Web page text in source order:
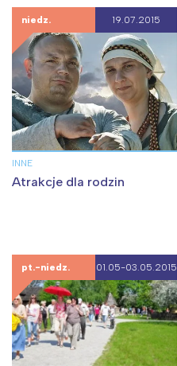
niedz. 19.07.2015
INNE
Atrakcje dla rodzin
pt.-niedz. 01.05-03.05.2015